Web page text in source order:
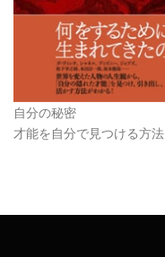
自分の秘密
才能を自分で見つける方法